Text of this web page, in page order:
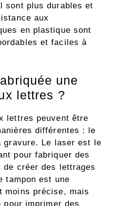
sont plus durables et
aux
en plastique sont
et faciles à
une
lettres ?
lettres peuvent être
différentes : le
gravure. Le laser est le
pour fabriquer des
de créer des lettrages
tampon est une
moins précise, mais
imprimer des